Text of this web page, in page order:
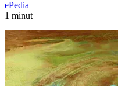
ePedia
1 minut